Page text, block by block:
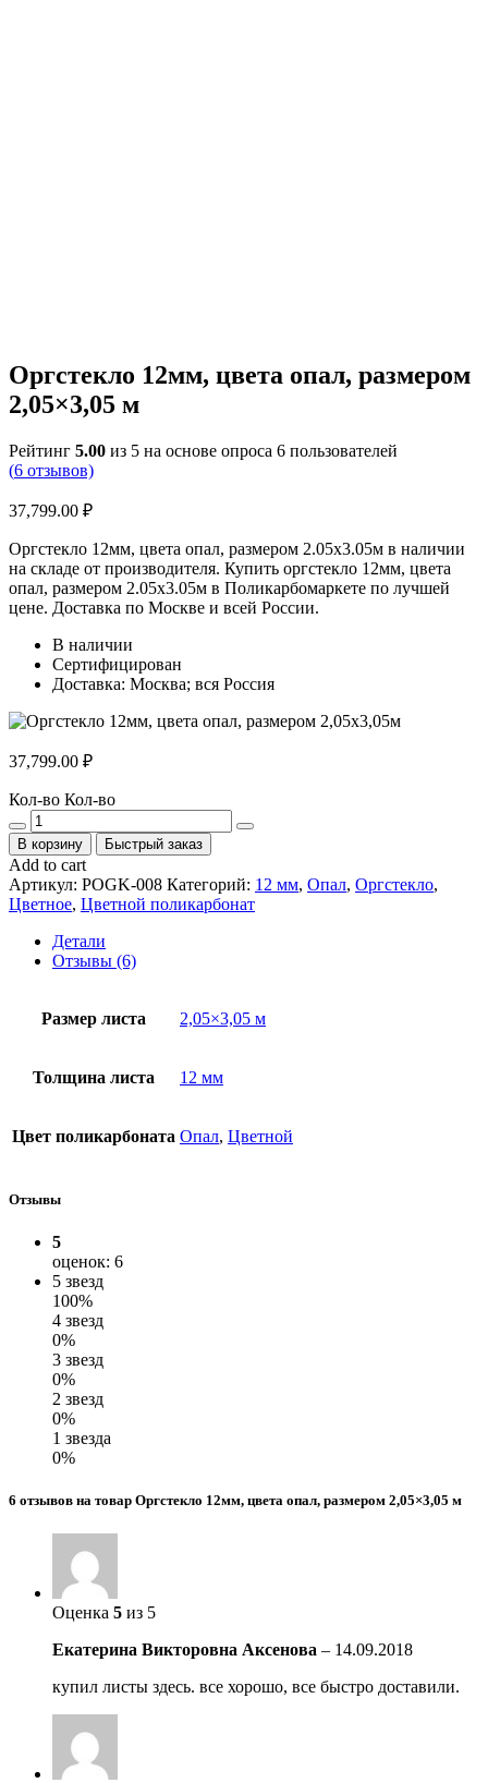
Оргстекло 12мм, цвета опал, размером
2,05×3,05 м
Рейтинг 5.00 из 5 на основе опроса 6 пользователей
(6 отзывов)
37,799.00 ₽
Оргстекло 12мм, цвета опал, размером 2.05х3.05м в наличии
на складе от производителя. Купить оргстекло 12мм, цвета
опал, размером 2.05х3.05м в Поликарбомаркете по лучшей
цене. Доставка по Москве и всей России.
В наличии
Сертифицирован
Доставка: Москва; вся Россия
37,799.00 ₽
Кол-во Кол-во
В корзину Быстрый заказ
Add to cart
Артикул: POGK-008 Категорий: 12 мм, Опал, Оргстекло,
Цветное, Цветной поликарбонат
Детали
Отзывы (6)
Размер листа 2,05×3,05 м
Толщина листа 12 мм
Цвет поликарбоната Опал, Цветной
Отзывы
5
оценок: 6
5 звезд
100%
4 звезд
0%
3 звезд
0%
2 звезд
0%
1 звезда
0%
6 отзывов на товар Оргстекло 12мм, цвета опал, размером 2,05×3,05 м
Оценка 5 из 5
Екатерина Викторовна Аксенова – 14.09.2018
купил листы здесь. все хорошо, все быстро доставили.